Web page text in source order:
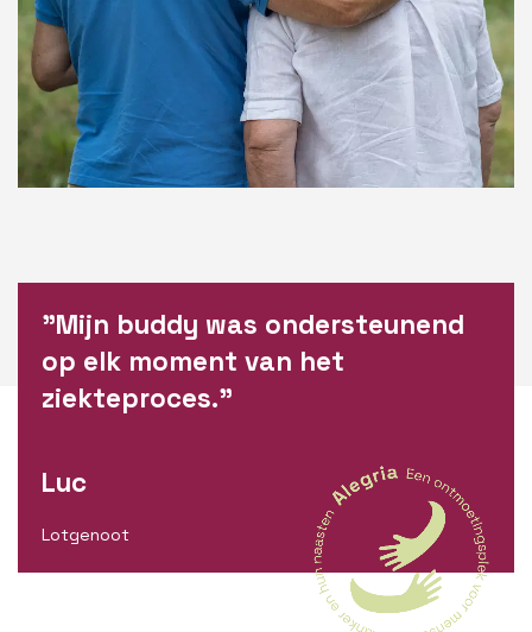
"Mijn buddy was ondersteunend
op elk moment van het
ziekteproces."
Luc
Lotgenoot